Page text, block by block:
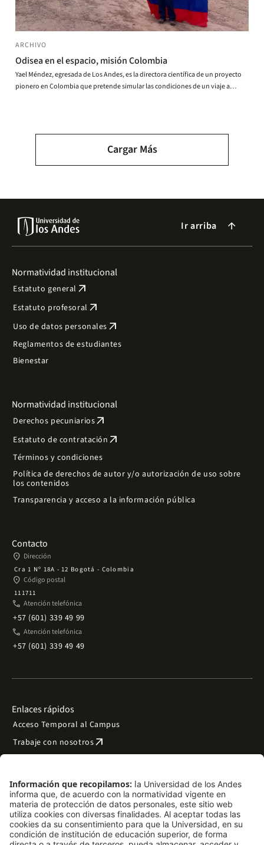
ARCHIVO
Odisea en el espacio, misión Colombia
Yael Méndez, egresada de Los Andes, es la directora científica de un proyecto
pionero en Colombia que pretende simular las condiciones de un viaje a
Paginación
Cargar Más
Ir arriba arrow_forward
Normatividad institucional
Estatuto general arrow_outward
Estatuto profesoral arrow_outward
Uso de datos personales arrow_outward
Reglamentos de estudiantes
Bienestar
Normatividad institucional
Derechos pecuniariosarrow_outward
Estatuto de contratación arrow_outward
Términos y condiciones
Política de derechos de autor y/o autorización de uso sobre
los contenidos
Transparencia y acceso a la información pública
Contacto
place Dirección
Cra 1 Nº 18A - 12 Bogotá - Colombia
place Código postal
111711
phone Atención telefónica
+57 (601) 339 49 99
phone Atención telefónica
+57 (601) 339 49 49
Enlaces rápidos
Acceso Temporal al Campus
Trabaje con nosotrosarrow_outward
Preguntas frecuentes
Filantropía y donacionesarrow_outward
Mapa del sitio arrow_outward